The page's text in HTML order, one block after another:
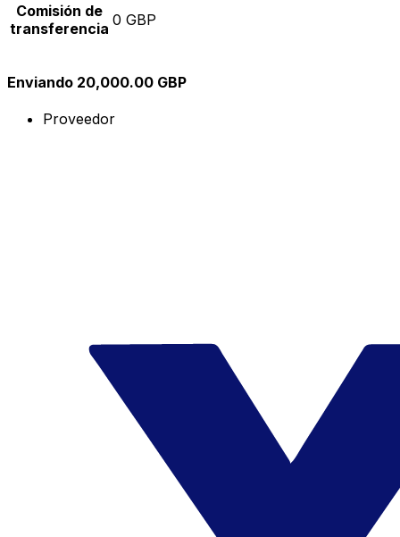
Comisión de
transferencia 0 GBP
Enviando 20,000.00 GBP
Proveedor